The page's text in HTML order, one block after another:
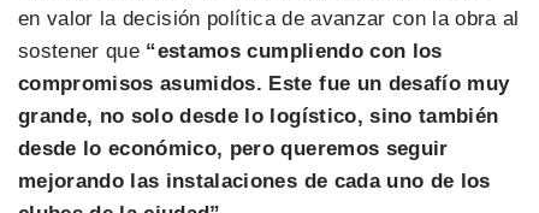
en valor la decisión política de avanzar con la obra al
sostener que “estamos cumpliendo con los
compromisos asumidos. Este fue un desafío muy
grande, no solo desde lo logístico, sino también
desde lo económico, pero queremos seguir
mejorando las instalaciones de cada uno de los